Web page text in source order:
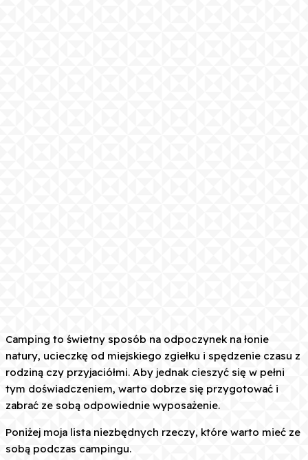
Camping to świetny sposób na odpoczynek na łonie
natury, ucieczkę od miejskiego zgiełku i spędzenie czasu z
rodziną czy przyjaciółmi. Aby jednak cieszyć się w pełni
tym doświadczeniem, warto dobrze się przygotować i
zabrać ze sobą odpowiednie wyposażenie.
Poniżej moja lista niezbędnych rzeczy, które warto mieć ze
sobą podczas campingu.